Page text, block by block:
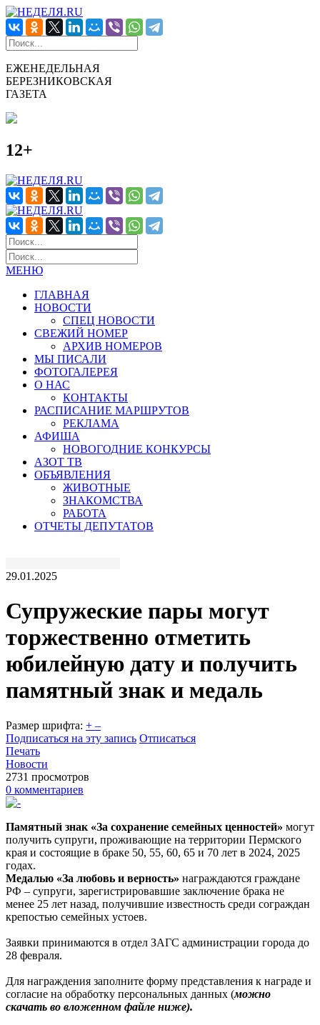
ЕЖЕНЕДЕЛЬНАЯ
БЕРЕЗНИКОВСКАЯ
ГАЗЕТА
12+
МЕНЮ
ГЛАВНАЯ
НОВОСТИ
СПЕЦ НОВОСТИ
СВЕЖИЙ НОМЕР
АРХИВ НОМЕРОВ
МЫ ПИСАЛИ
ФОТОГАЛЕРЕЯ
О НАС
КОНТАКТЫ
РАСПИСАНИЕ МАРШРУТОВ
РЕКЛАМА
АФИША
НОВОГОДНИЕ КОНКУРСЫ
АЗОТ ТВ
ОБЪЯВЛЕНИЯ
ЖИВОТНЫЕ
ЗНАКОМСТВА
РАБОТА
ОТЧЕТЫ ДЕПУТАТОВ
29.01.2025
Супружеские пары могут
торжественно отметить
юбилейную дату и получить
памятный знак и медаль
Размер шрифта: + –
Подписаться на эту запись Отписаться
Печать
Новости
2731 просмотров
0 комментариев
Памятный знак «За сохранение семейных ценностей» могут
получить супруги, проживающие на территории Пермского
края и состоящие в браке 50, 55, 60, 65 и 70 лет в 2024, 2025
годах.
Медалью «За любовь и верность» награждаются граждане
РФ – супруги, зарегистрировавшие заключение брака не
менее 25 лет назад, получившие известность среди сограждан
крепостью семейных устоев.
Заявки принимаются в отдел ЗАГС администрации города до
28 февраля.
Для награждения заполните форму представления к награде и
согласие на обработку персональных данных (можно
скачать во вложенном файле ниже).